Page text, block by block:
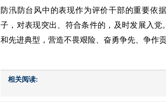
防汛防台风中的表现作为评价干部的重要依
子，对表现突出、符合条件的，及时发展入
和先进典型，营造不畏艰险、奋勇争先、争作
相关阅读: